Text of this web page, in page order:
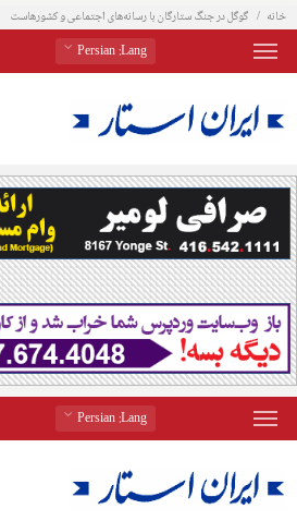
خانه گوگل در جنگ ستارگان با رسانه‌های اجتماعی و کشورهاست
Lang
: Persian
Lang
: Persian